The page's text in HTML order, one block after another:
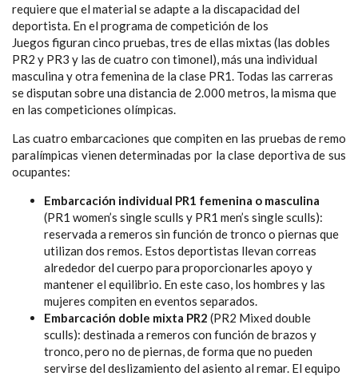
requiere que el material se adapte a la discapacidad del
deportista. En el programa de competición de los
Juegos figuran cinco pruebas, tres de ellas mixtas (las dobles
PR2 y PR3 y las de cuatro con timonel), más una individual
masculina y otra femenina de la clase PR1. Todas las carreras
se disputan sobre una distancia de 2.000 metros, la misma que
en las competiciones olímpicas.
Las cuatro embarcaciones que compiten en las pruebas de remo
paralímpicas vienen determinadas por la clase deportiva de sus
ocupantes:
Embarcación individual PR1 femenina o masculina
(PR1 women’s single sculls y PR1 men’s single sculls):
reservada a remeros sin función de tronco o piernas que
utilizan dos remos. Estos deportistas llevan correas
alrededor del cuerpo para proporcionarles apoyo y
mantener el equilibrio. En este caso, los hombres y las
mujeres compiten en eventos separados.
Embarcación doble mixta PR2 (PR2 Mixed double
sculls): destinada a remeros con función de brazos y
tronco, pero no de piernas, de forma que no pueden
servirse del deslizamiento del asiento al remar. El equipo